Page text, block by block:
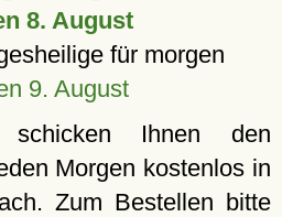
8. August
für morgen
9. August
Ihnen den
Morgen kostenlos in
Zum Bestellen bitte